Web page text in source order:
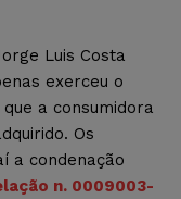
Luis Costa
exerceu o
a consumidora
Os
a condenação
n. 0009003-